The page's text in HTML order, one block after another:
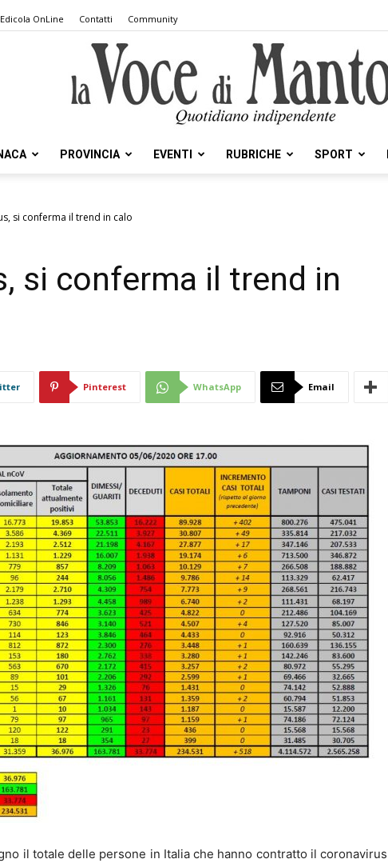
Edicola OnLine Contatti Community
Voce
Mantova
PROVINCIA EVENTI RUBRICHE SPORT
si conferma il trend in calo
si conferma il trend in
Pinterest WhatsApp Email
il totale delle persone in Italia che hanno contratto il coronavirus